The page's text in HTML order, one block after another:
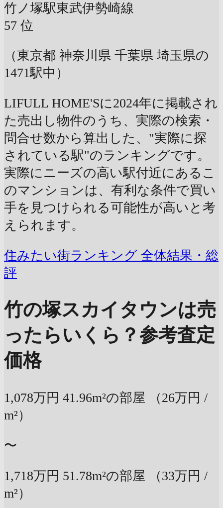
竹ノ塚駅東武伊勢崎線
57 位
（東京都 神奈川県 千葉県 埼玉県の
1471駅中）
LIFULL HOME'Sに2024年に掲載され
た売出し物件のうち、実際の検索・
問合せ数から算出した、"実際に探
されている駅"のランキングです。
実際にニーズの高い駅付近にあるこ
のマンションは、有利な条件で買い
手を見つけられる可能性が高いと考
えられます。
住みたい街ランキング 全体結果・総
評
竹の塚スカイタウンは売
ったらいくら？参考査定
価格
1,078万円 41.96m²の部屋
（26万円 /
m²）
〜
1,718万円 51.78m²の部屋
（33万円 /
m²）